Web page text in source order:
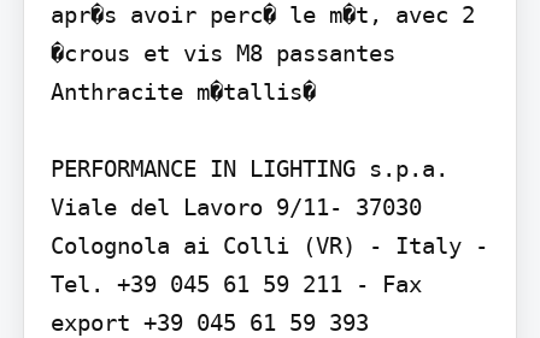
apr�s avoir perc� le m�t, avec 2
�crous et vis M8 passantes
Anthracite m�tallis�
PERFORMANCE IN LIGHTING s.p.a.
Viale del Lavoro 9/11- 37030
Colognola ai Colli (VR) - Italy -
Tel. +39 045 61 59 211 - Fax
export +39 045 61 59 393